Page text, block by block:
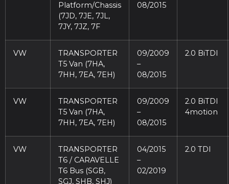
Platform/Chassis
(7JD, 7JE, 7JL,
7JY, 7JZ, 7F
08/2015
VW
TRANSPORTER
T5 Van (7HA,
7HH, 7EA, 7EH)
09/2009
–
08/2015
2.0 BiTDI
VW
TRANSPORTER
T5 Van (7HA,
7HH, 7EA, 7EH)
09/2009
–
08/2015
2.0 BiTDI
4motion
VW
TRANSPORTER
T6 / CARAVELLE
T6 Bus (SGB,
SGJ, SHB, SHJ)
04/2015
–
02/2019
2.0 TDI